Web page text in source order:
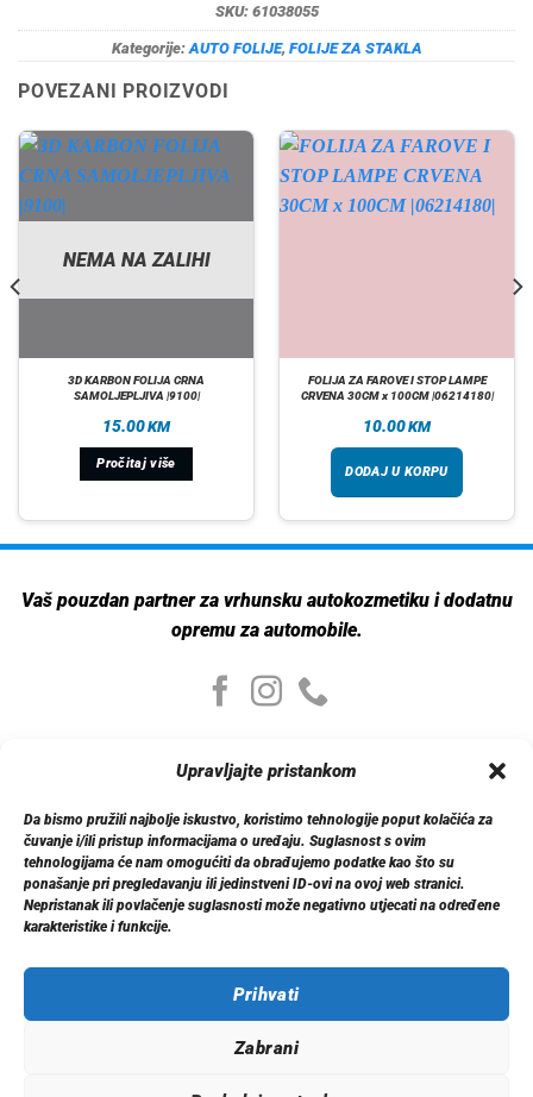
Upravljajte pristankom
Da bismo pružili najbolje iskustvo, koristimo tehnologije poput kolačića za
čuvanje i/ili pristup informacijama o uređaju. Suglasnost s ovim
tehnologijama će nam omogućiti da obrađujemo podatke kao što su
ponašanje pri pregledavanju ili jedinstveni ID-ovi na ovoj web stranici.
Nepristanak ili povlačenje suglasnosti može negativno utjecati na određene
karakteristike i funkcije.
Prihvati
Zabrani
SKU: 61038055
Kategorije: AUTO FOLIJE, FOLIJE ZA STAKLA
POVEZANI PROIZVODI
NEMA NA ZALIHI
3D KARBON FOLIJA CRNA
SAMOLJEPLJIVA |9100|
15.00KM
Pročitaj više
FOLIJA ZA FAROVE I STOP LAMPE
CRVENA 30CM x 100CM |06214180|
10.00KM
DODAJ U KORPU
Vaš pouzdan partner za vrhunsku autokozmetiku i dodatnu
opremu za automobile.
Moj nalog
Moj nalog
Moje narudžbe
Detalji računa
Log out
Informacije
Politika privatnosti